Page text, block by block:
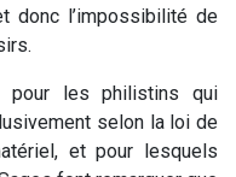
donc l’impossibilité de
pour les philistins qui
selon la loi de
et pour lesquels